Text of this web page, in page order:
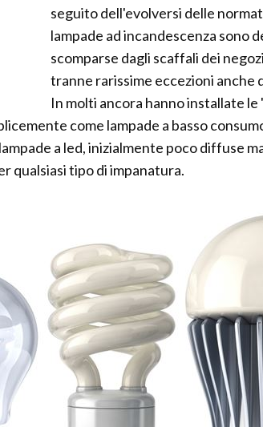
seguito dell'evolversi delle
lampade ad incandescenza sono
scomparse dagli scaffali dei
tranne rarissime eccezioni anche
In molti ancora hanno installate
come lampade a basso
a led, inizialmente poco diffuse
qualsiasi tipo di impanatura.